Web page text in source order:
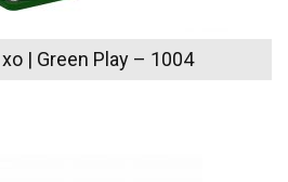
| Green Play – 1004